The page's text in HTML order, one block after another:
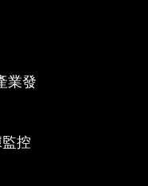
業發
控